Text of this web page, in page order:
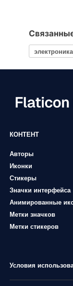
электроника
КОНТЕНТ
Авторы
Иконки
Стикеры
Значки интерфейса
Анимированные
Метки значков
Метки стикеров
Условия